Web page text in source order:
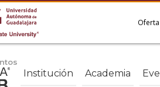
Institución Academia